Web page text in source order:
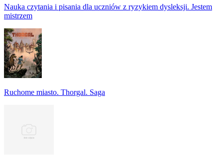
Nauka czytania i pisania dla uczniów z ryzykiem dysleksji. Jestem
mistrzem
Ruchome miasto. Thorgal. Saga